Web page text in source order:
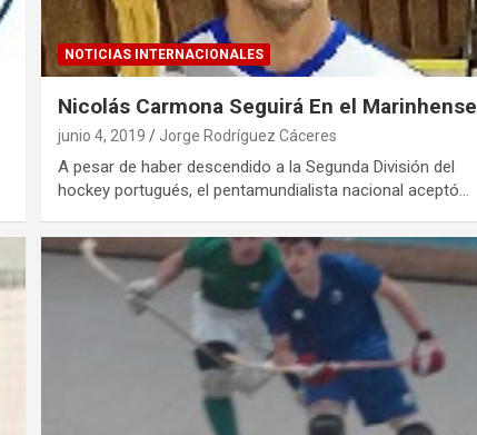
NOTICIAS INTERNACIONALES
Nicolás Carmona Seguirá En el Marinhense
junio 4, 2019 Jorge Rodríguez Cáceres
A pesar de haber descendido a la Segunda División del
hockey portugués, el pentamundialista nacional aceptó…